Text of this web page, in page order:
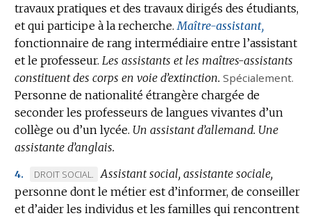
DE
DOMAINE
:
travaux pratiques et des travaux dirigés des étudiants,
et qui participe à la recherche. Maître-assistant,
fonctionnaire de rang intermédiaire entre l’assistant
et le professeur. Les assistants et les maîtres-assistants
constituent des corps en voie d’extinction. Spécialement.
Personne de nationalité étrangère chargée de
seconder les professeurs de langues vivantes d’un
collège ou d’un lycée. Un assistant d’allemand. Une
assistante d’anglais.
4.
MARQUE
DE
DOMAINE
DROIT SOCIAL.
Assistant social, assistante sociale,
personne dont le métier est d’informer, de conseiller
et d’aider les individus et les familles qui rencontrent